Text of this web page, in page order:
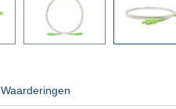
Waarderingen